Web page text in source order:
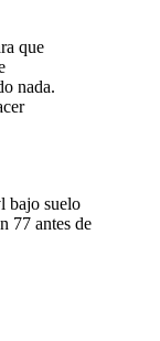
que
nada.
bajo suelo
77 antes de